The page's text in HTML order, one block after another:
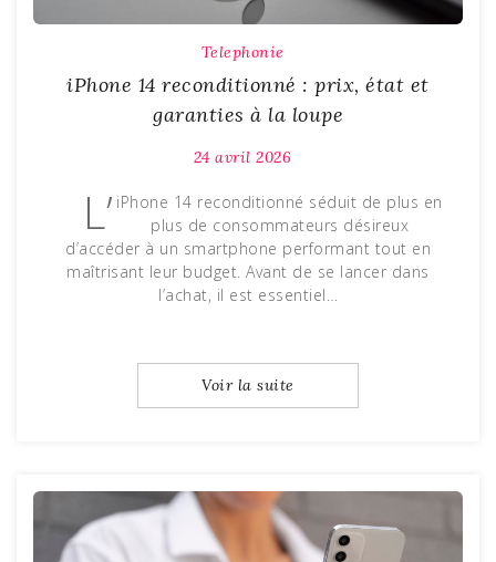
Telephonie
iPhone 14 reconditionné : prix, état et
garanties à la loupe
24 avril 2026
L’ iPhone 14 reconditionné séduit de plus en
plus de consommateurs désireux
d’accéder à un smartphone performant tout en
maîtrisant leur budget. Avant de se lancer dans
l’achat, il est essentiel…
Voir la suite